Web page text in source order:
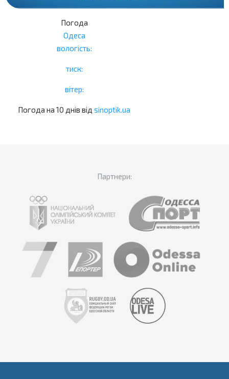
Погода
Одеса
вологість:
тиск:
вітер:
Погода на 10 днів від sinoptik.ua
Партнери: